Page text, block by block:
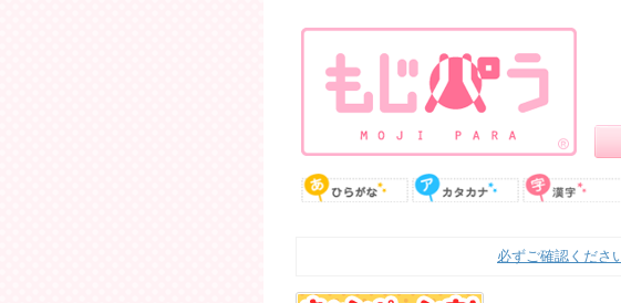
必ずご確認くださ